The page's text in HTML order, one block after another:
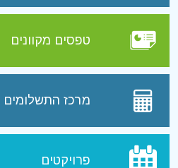
טפסים מקוונים
מרכז התשלומים
פרויקטים